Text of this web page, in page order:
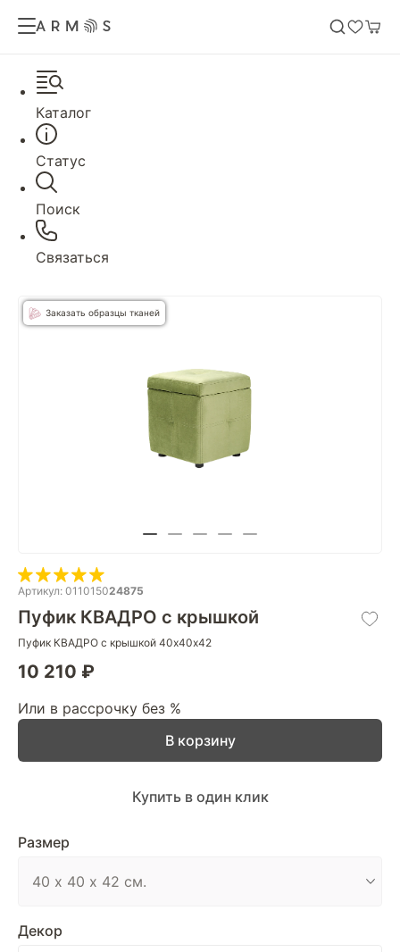
Каталог
Статус
Поиск
Связаться
Заказать образцы тканей
Артикул: 011015024875
Пуфик КВАДРО с крышкой
Пуфик КВАДРО с крышкой 40х40х42
10 210 ₽
Или в рассрочку без %
Размер
Декор
В корзину
Купить в один клик